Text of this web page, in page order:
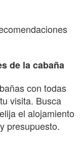
de la cabaña
con todas
visita. Busca
el alojamiento
presupuesto.